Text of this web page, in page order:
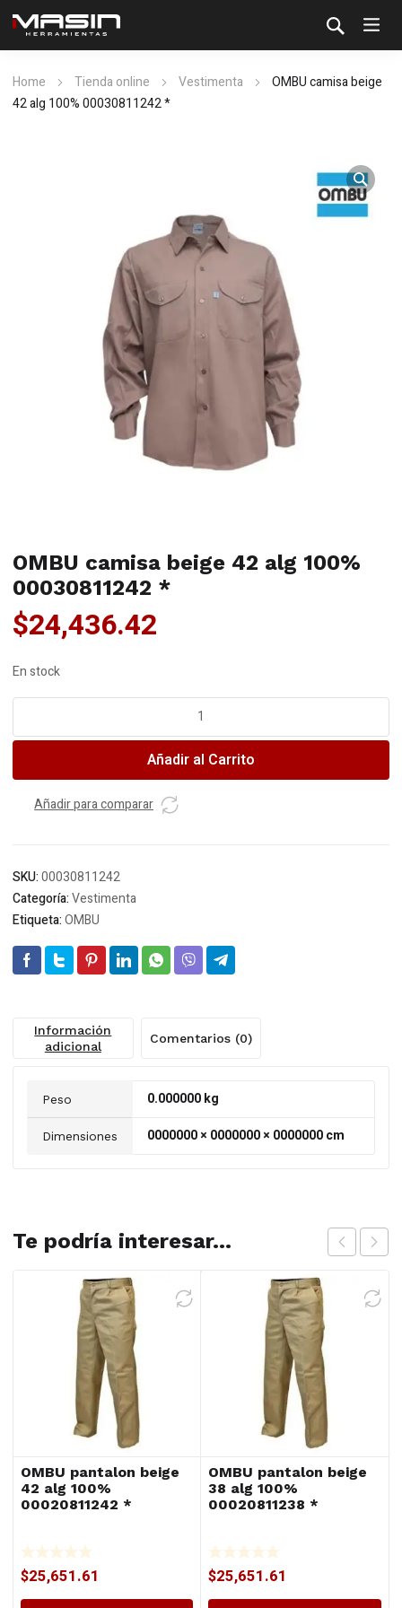
Home Tienda online Vestimenta
OMBU camisa beige
42 alg 100% 00030811242 *
OMBU camisa beige 42 alg 100%
00030811242 *
$24,436.42
En stock
OMBU
beige
alg
100%
Añadir al Carrito
Añadir para comparar
SKU:00030811242
Categoría:Vestimenta
Etiqueta:OMBU
Información
adicional
Comentarios (0)
Peso 0.000000 kg
Dimensiones 0000000 × 0000000 × 0000000 cm
Te podría interesar...
OMBU pantalon beige
42 alg 100%
00020811242 *
$25,651.61
OMBU pantalon beige
38 alg 100%
00020811238 *
$25,651.61